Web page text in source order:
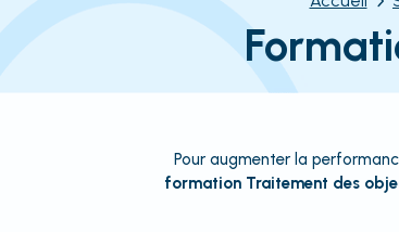
Pour augmenter la
formation Traitement des